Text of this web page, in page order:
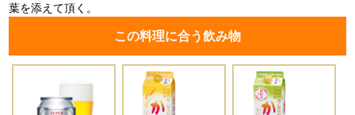
葉を添えて頂く。
この料理に合う飲み物